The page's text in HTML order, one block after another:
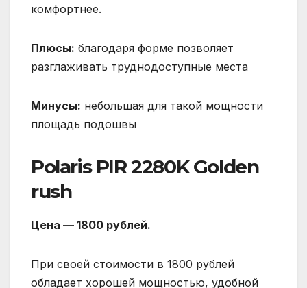
комфортнее.
Плюсы: благодаря форме позволяет
разглаживать труднодоступные места
Минусы: небольшая для такой мощности
площадь подошвы
Polaris PIR 2280K Golden
rush
Цена — 1800 рублей.
При своей стоимости в 1800 рублей
обладает хорошей мощностью, удобной